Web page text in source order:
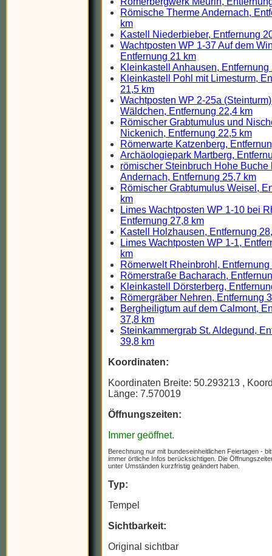
Römische Therme Andernach,
km
Kastell Niederbieber, Entfernung
Wachtposten WP 1-37 Auf dem
Entfernung 21 km
Kleinkastell Anhausen, Entfernung
Kleinkastell Pohl mit Limesturm,
21,5 km
Wachtposten WP 2-25a
Wäldchen, Entfernung 22,4 km
Römischer Grabtumulus und
Nickenich, Entfernung 22,5 km
Römerwarte Katzenberg,
Archäologiepark Martberg,
römischer Steinbruch Hohe Buche
Andernach, Entfernung 25,7 km
Römischer Grabtumulus Weisel,
km
Limes Wachtposten WP 1-10 bei
Entfernung 27,8 km
Kastell Holzhausen, Entfernung
Limes Wachtposten WP 1-1,
km
Römerwelt Rheinbrohl, Entfernung
Römerstraße Bacharach,
Kleinkastell Dörsterberg,
Römergräber Nehren, Entfernung
Bergheiligtum auf dem Calmont,
37,8 km
Steinkammergrab St. Aldegund,
39,8 km
Koordinaten:
Koordinaten Breite: 50.293213 ,
Länge: 7.570019
Öffnungszeiten:
Immer geöffnet.
Berechnung nur mit bundeseinheitlichen Feiertagen -
immer örtliche Infos berücksichtigen. Die
unter Umständen kurzfristig geändert haben.
Typ:
Tempel
Sichtbarkeit:
Original sichtbar